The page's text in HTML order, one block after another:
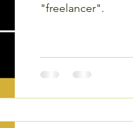
"freelancer".